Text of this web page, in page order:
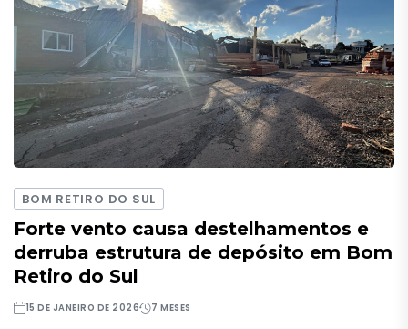
BOM RETIRO DO SUL
Forte vento causa destelhamentos e
derruba estrutura de depósito em Bom
Retiro do Sul
15 DE JANEIRO DE 2026 7 MESES